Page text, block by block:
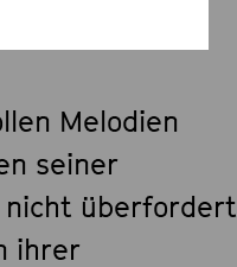
Melodien
seiner
nicht überfordert
ihrer